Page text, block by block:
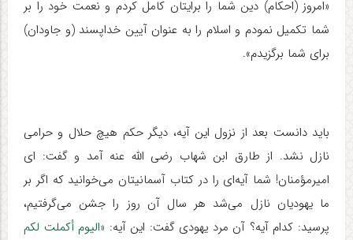
«امروز (احکام) دین شما را برایتان کامل کردم و نعمت خود را بر
شما تکمیل نمودم و اسلام را به عنوان آیین خداپسند (و جاودان)
برای شما برگزیدم».
باید دانست بعد از نزول این آیه، دیگر حکم هیچ حلال و حرامی
نازل نشد. از طارق ابن شهاب رضی الله عنه آمد و گفت: ای
امیرمؤمنان! شما آیه‌ای را در کتاب آسمانیتان می‌خوانید که اگر بر
ما یهودیان نازل می‌شد هر سال آن روز را جشن می‌گرفتیم،
پرسید: کدام آیه؟ آن مرد یهودی گفت: این آیه: «الیوم أکملت لکم